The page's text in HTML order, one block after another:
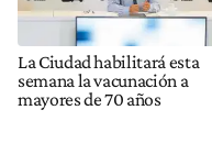
La Ciudad habilitará esta
semana la vacunación a
mayores de 70 años